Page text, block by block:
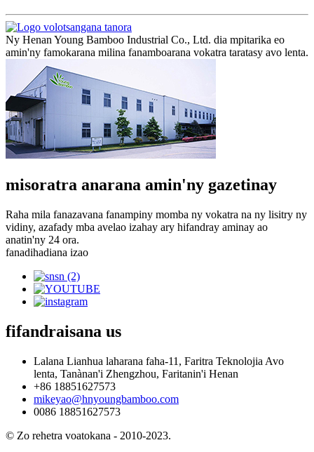
Ny Henan Young Bamboo Industrial Co., Ltd. dia mpitarika eo
amin'ny famokarana milina fanamboarana vokatra taratasy avo lenta.
misoratra anarana amin'ny gazetinay
Raha mila fanazavana fanampiny momba ny vokatra na ny lisitry ny
vidiny, azafady mba avelao izahay ary hifandray aminay ao
anatin'ny 24 ora.
fanadihadiana izao
fifandraisana us
Lalana Lianhua laharana faha-11, Faritra Teknolojia Avo
lenta, Tanànan'i Zhengzhou, Faritanin'i Henan
+86 18851627573
mikeyao@hnyoungbamboo.com
0086 18851627573
© Zo rehetra voatokana - 2010-2023.